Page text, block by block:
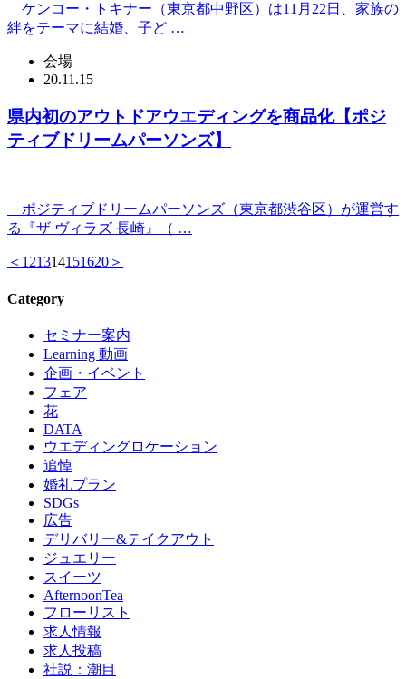
ケンコー・トキナー（東京都中野区）は11月22日、家族の
絆をテーマに結婚、子ど …
会場
20.11.15
県内初のアウトドアウエディングを商品化【ポジ
ティブドリームパーソンズ】
ポジティブドリームパーソンズ（東京都渋谷区）が運営す
る『ザ ヴィラズ 長崎』（ …
＜ 121314151620 ＞
Category
セミナー案内
Learning 動画
企画・イベント
フェア
花
DATA
ウエディングロケーション
追悼
婚礼プラン
SDGs
広告
デリバリー&テイクアウト
ジュエリー
スイーツ
AfternoonTea
フローリスト
求人情報
求人投稿
社説：潮目